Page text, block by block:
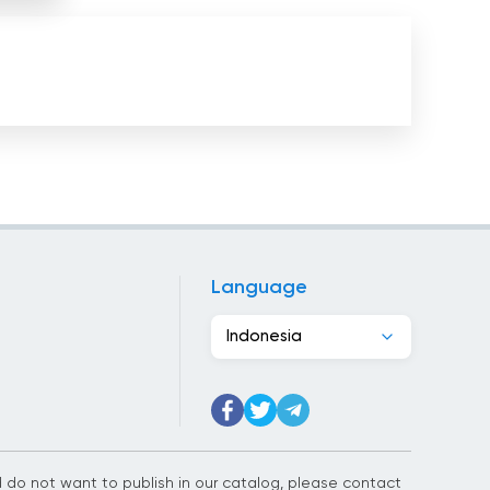
Latvia
Luksemburg
Language
Indonesia
do not want to publish in our catalog, please contact